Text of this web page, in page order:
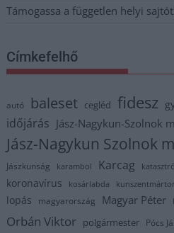
Támogassa a független helyi
Címkefelhő
autó baleset cegléd fidesz
időjárás Jász-Nagykun-Szolnok
Jász-Nagykun Szolnok
Jászkunság karambol Karcag
koronavírus kosárlabda
lopás magyarország Magyar Péter
Orbán Viktor polgármester Pócs